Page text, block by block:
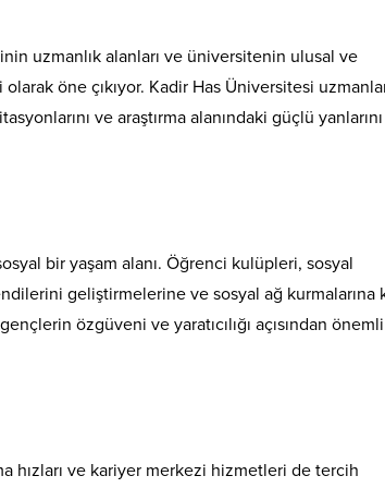
uzmanlık alanları ve üniversitenin ulusal ve
öne çıkıyor. Kadir Has Üniversitesi
ve araştırma alanındaki güçlü yanlarını
bir yaşam alanı. Öğrenci kulüpleri, sosyal
geliştirmelerine ve sosyal ağ kurmalarına
özgüveni ve yaratıcılığı açısından
hızları ve kariyer merkezi hizmetleri de tercih